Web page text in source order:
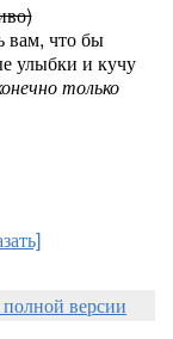
вам, что бы
улыбки и кучу
только
версии